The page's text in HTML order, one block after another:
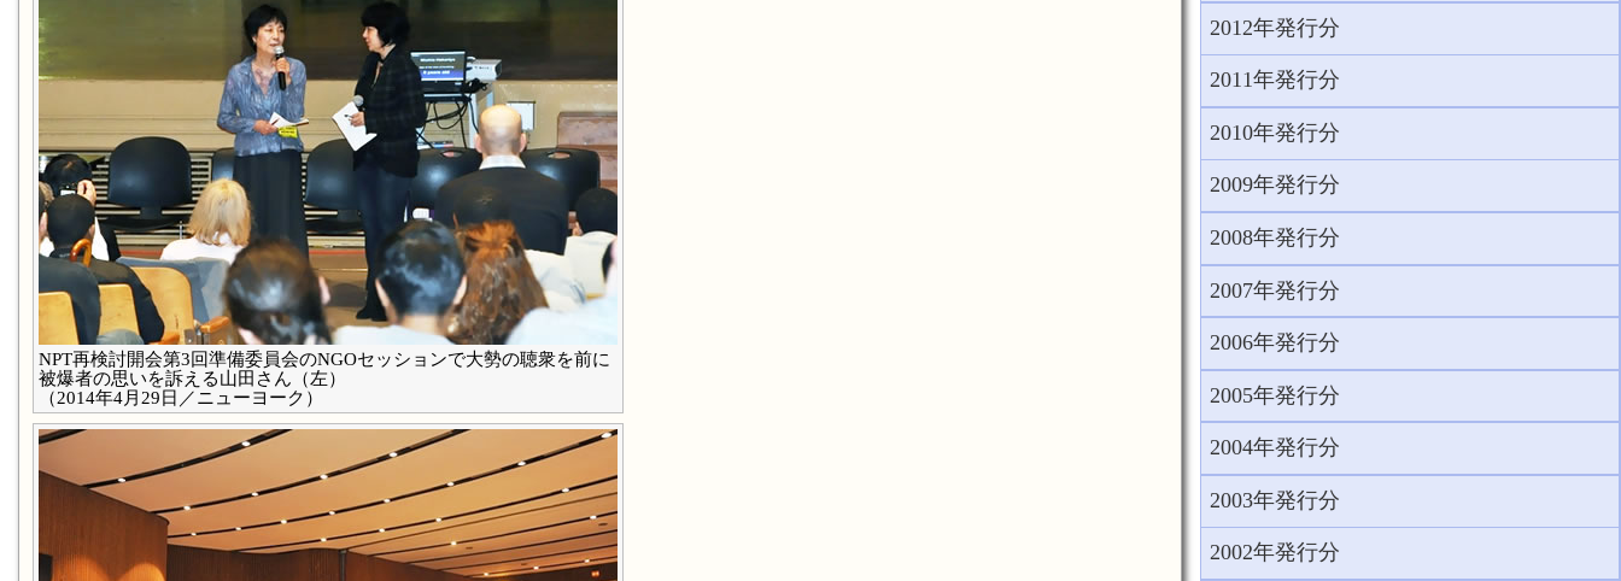
NPT再検討開会第3回準備委員会のNGOセッションで大勢の聴衆を前に
被爆者の思いを訴える山田さん（左）
（2014年4月29日／ニューヨーク）
2012年発行分
2011年発行分
2010年発行分
2009年発行分
2008年発行分
2007年発行分
2006年発行分
2005年発行分
2004年発行分
2003年発行分
2002年発行分